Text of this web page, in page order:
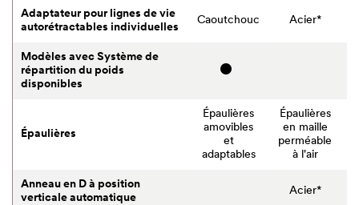
Adaptateur pour lignes de vie
autorétractables individuelles
Caoutchouc Acier*
Modèles avec Système de
répartition du poids
disponibles
Épaulières
Épaulières
amovibles
et
adaptables
Épaulières
en maille
perméable
à l'air
Anneau en D à position
verticale automatique
Acier*